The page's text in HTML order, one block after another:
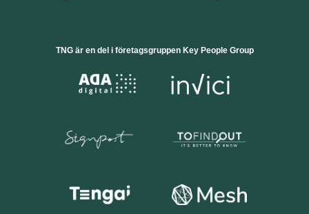
TNG är en del i företagsgruppen Key People Group